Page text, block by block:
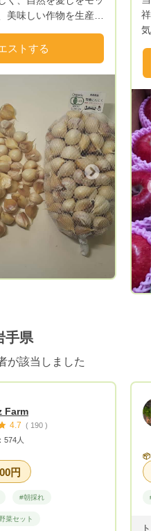
美味しい作物を生産し
に励んでおります。
ストする
Previous
手県
が該当しました
Farm
4.7 ( 190 )
574人
円
#朝採れ
菜セット
📦